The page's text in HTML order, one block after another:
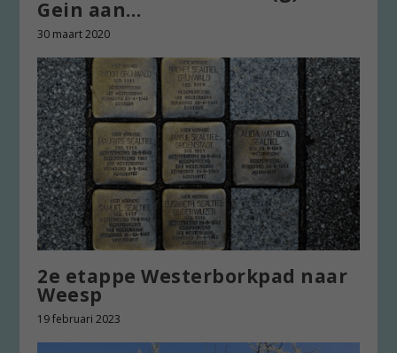
Gein aan…
30 maart 2020
2e etappe Westerborkpad naar
Weesp
19 februari 2023